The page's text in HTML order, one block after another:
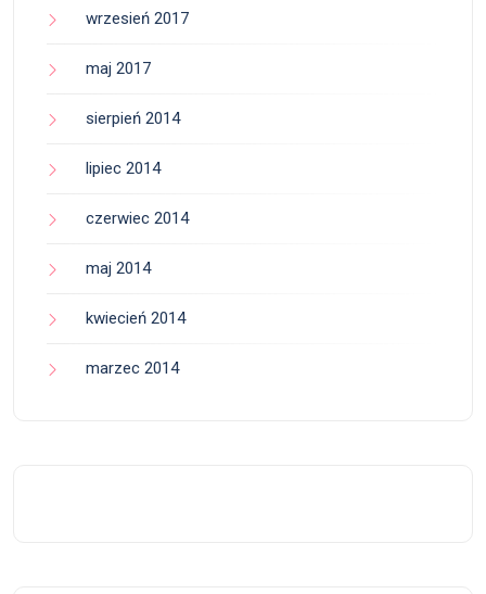
wrzesień 2017
maj 2017
sierpień 2014
lipiec 2014
czerwiec 2014
maj 2014
kwiecień 2014
marzec 2014